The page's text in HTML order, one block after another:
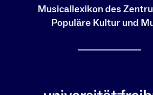
Musicallexikon des
Populäre Kultur und